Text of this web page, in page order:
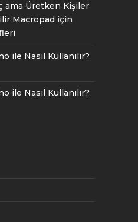
ama Üretken Kişiler
Macropad için
ile Nasıl Kullanılır?
ile Nasıl Kullanılır?